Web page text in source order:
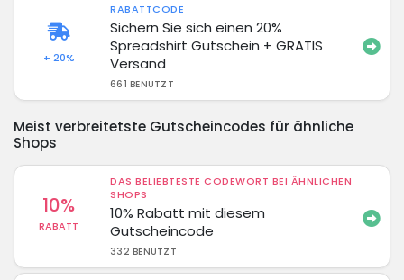
+ 20%
RABATTCODE
Sichern Sie sich einen 20%
Spreadshirt Gutschein + GRATIS
Versand
661 BENUTZT
Meist verbreitetste Gutscheincodes für ähnliche
Shops
10%
RABATT
DAS BELIEBTESTE CODEWORT BEI ÄHNLICHEN
SHOPS
10% Rabatt mit diesem
Gutscheincode
332 BENUTZT